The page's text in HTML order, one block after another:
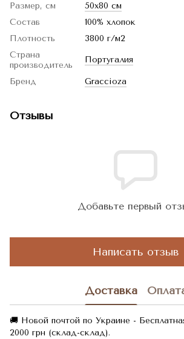
Размер, см
50x80 см
Состав
100% хлопок
Плотность
3800 г/м2
Страна
производитель
Португалия
Бренд Graccioza
Отзывы
Добавьте первый
Написать отзыв
Доставка
🚚 Новой почтой по Украине -
2000 грн (склад-склад).